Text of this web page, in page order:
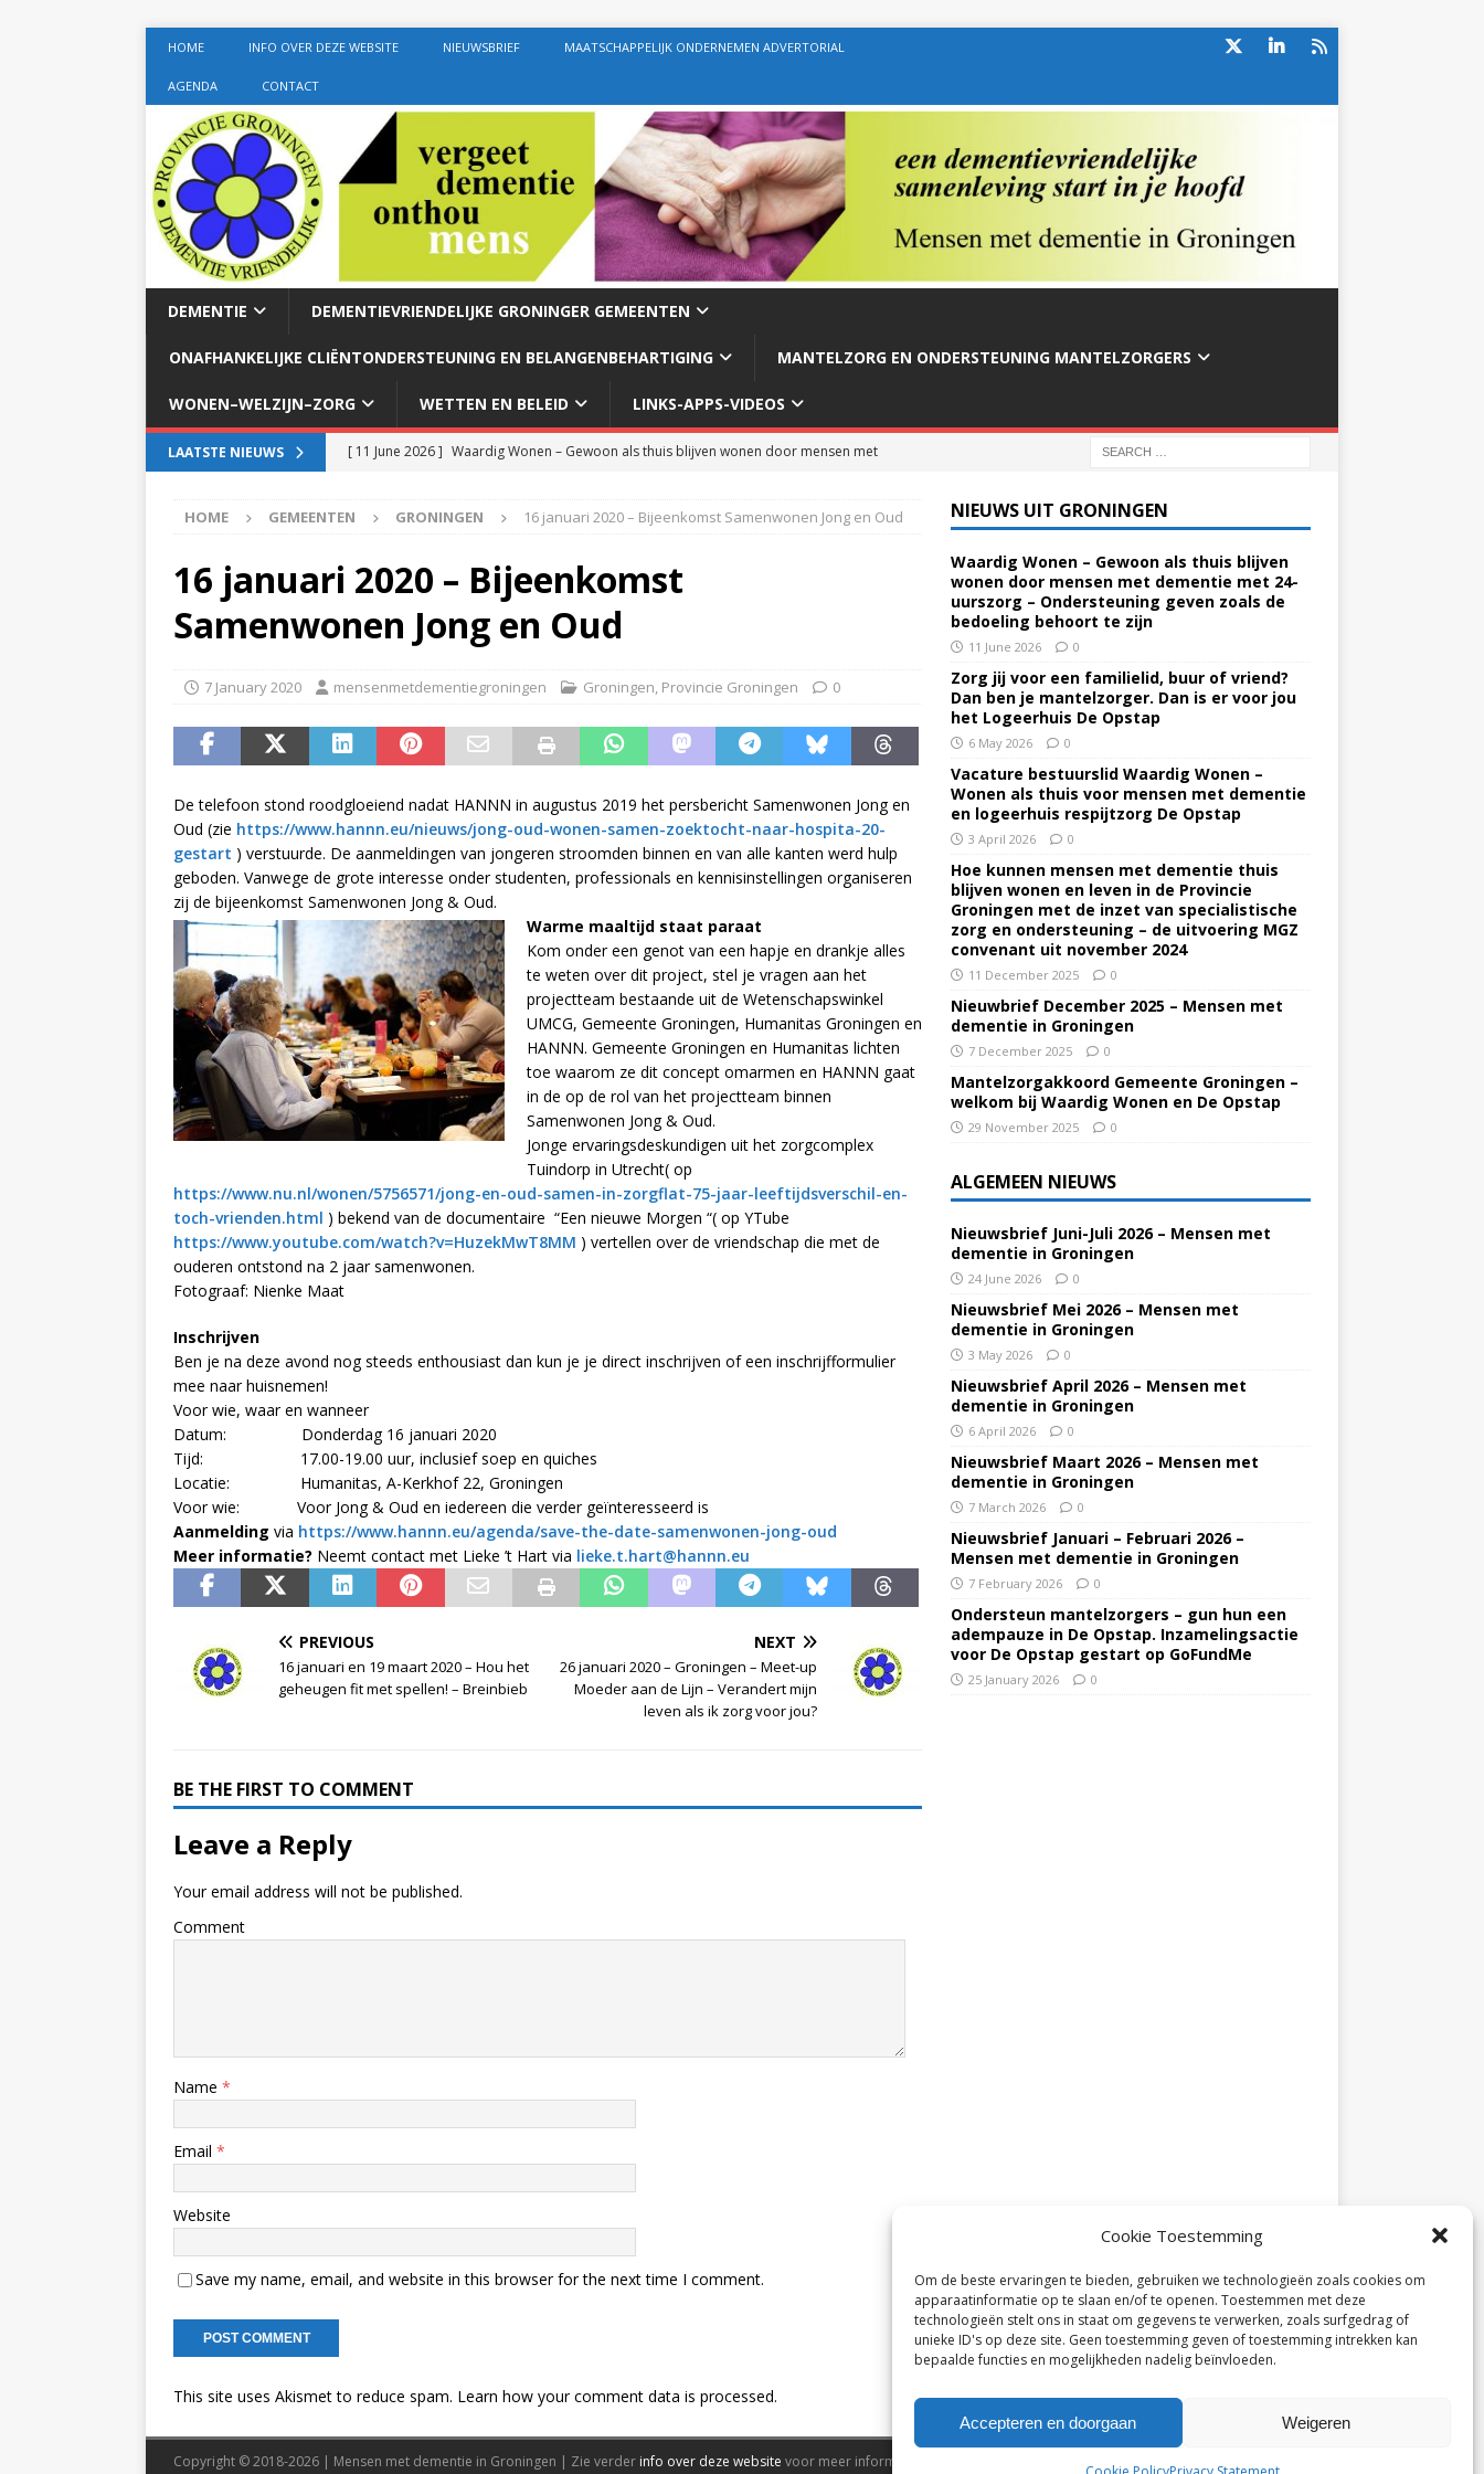
Cookie Toestemming
Om de beste ervaringen te bieden, gebruiken we technologieën zoals cookies om
apparaatinformatie op te slaan en/of te openen. Toestemmen met deze
technologieën stelt ons in staat om gegevens te verwerken, zoals surfgedrag of
unieke ID's op deze site. Geen toestemming geven of toestemming intrekken kan
bepaalde functies en mogelijkheden nadelig beïnvloeden.
Accepteren en doorgaan Weigeren
HOME INFO OVER DEZE WEBSITE NIEUWSBRIEF MAATSCHAPPELIJK ONDERNEMEN ADVERTORIAL
AGENDA CONTACT
DEMENTIE DEMENTIEVRIENDELIJKE GRONINGER GEMEENTEN
ONAFHANKELIJKE CLIËNTONDERSTEUNING EN BELANGENBEHARTIGING MANTELZORG EN ONDERSTEUNING MANTELZORGERS
WONEN–WELZIJN–ZORG WETTEN EN BELEID LINKS-APPS-VIDEOS
LAATSTE NIEUWS [ 11 June 2026 ] Waardig Wonen – Gewoon als thuis blijven wonen door mensen met
APPINGEDAM
[ 6 May 2026 ]
Zorg jij voor een familielid, buur of vriend? Dan ben je mantelzorger. Dan
is er voor jou het Logeerhuis De Opstap
[ 3 May 2026 ] Nieuwsbrief Mei 2026 – Mensen met dementie in Groningen
ALGEMEEN NIEUWS
ALGEMEEN NIEUWS
HOME GEMEENTEN GRONINGEN 16 januari 2020 – Bijeenkomst Samenwonen Jong en Oud
16 januari 2020 – Bijeenkomst
Samenwonen Jong en Oud
7 January 2020 mensenmetdementiegroningen Groningen Provincie Groningen 0
De telefoon stond roodgloeiend nadat HANNN in augustus 2019 het persbericht Samenwonen Jong en
Oud (zie https://www.hannn.eu/nieuws/jong-oud-wonen-samen-zoektocht-naar-hospita-20-
gestart ) verstuurde. De aanmeldingen van jongeren stroomden binnen en van alle kanten werd hulp
geboden. Vanwege de grote interesse onder studenten, professionals en kennisinstellingen organiseren
zij de bijeenkomst Samenwonen Jong & Oud.
Warme maaltijd staat paraat
Kom onder een genot van een hapje en drankje alles
te weten over dit project, stel je vragen aan het
projectteam bestaande uit de Wetenschapswinkel
UMCG, Gemeente Groningen, Humanitas Groningen en
HANNN. Gemeente Groningen en Humanitas lichten
toe waarom ze dit concept omarmen en HANNN gaat
in de op de rol van het projectteam binnen
Samenwonen Jong & Oud.
Jonge ervaringsdeskundigen uit het zorgcomplex
Tuindorp in Utrecht( op
https://www.nu.nl/wonen/5756571/jong-en-oud-samen-in-zorgflat-75-jaar-leeftijdsverschil-en-
toch-vrienden.html ) bekend van de documentaire “Een nieuwe Morgen “( op YTube
https://www.youtube.com/watch?v=HuzekMwT8MM ) vertellen over de vriendschap die met de
ouderen ontstond na 2 jaar samenwonen.
Fotograaf: Nienke Maat
Inschrijven
Ben je na deze avond nog steeds enthousiast dan kun je je direct inschrijven of een inschrijfformulier
mee naar huisnemen!
Voor wie, waar en wanneer
Datum: Donderdag 16 januari 2020
Tijd: 17.00-19.00 uur, inclusief soep en quiches
Locatie: Humanitas, A-Kerkhof 22, Groningen
Voor wie: Voor Jong & Oud en iedereen die verder geïnteresseerd is
Aanmelding via https://www.hannn.eu/agenda/save-the-date-samenwonen-jong-oud
Meer informatie? Neemt contact met Lieke ’t Hart via lieke.t.hart@hannn.eu
PREVIOUS
16 januari en 19 maart 2020 – Hou het
geheugen fit met spellen! – Breinbieb
NEXT
26 januari 2020 – Groningen – Meet-up
Moeder aan de Lijn – Verandert mijn
leven als ik zorg voor jou?
BE THE FIRST TO COMMENT
Leave a Reply
Your email address will not be published.
Comment
Name *
Email *
Website
Save my name, email, and website in this browser for the next time I comment.
This site uses Akismet to reduce spam. Learn how your comment data is processed.
NIEUWS UIT GRONINGEN
Waardig Wonen – Gewoon als thuis blijven
wonen door mensen met dementie met 24-
uurszorg – Ondersteuning geven zoals de
bedoeling behoort te zijn
11 June 2026 0
Zorg jij voor een familielid, buur of vriend?
Dan ben je mantelzorger. Dan is er voor jou
het Logeerhuis De Opstap
6 May 2026 0
Vacature bestuurslid Waardig Wonen –
Wonen als thuis voor mensen met dementie
en logeerhuis respijtzorg De Opstap
3 April 2026 0
Hoe kunnen mensen met dementie thuis
blijven wonen en leven in de Provincie
Groningen met de inzet van specialistische
zorg en ondersteuning – de uitvoering MGZ
convenant uit november 2024
11 December 2025 0
Nieuwbrief December 2025 – Mensen met
dementie in Groningen
7 December 2025 0
Mantelzorgakkoord Gemeente Groningen –
welkom bij Waardig Wonen en De Opstap
29 November 2025 0
ALGEMEEN NIEUWS
Nieuwsbrief Juni-Juli 2026 – Mensen met
dementie in Groningen
24 June 2026 0
Nieuwsbrief Mei 2026 – Mensen met
dementie in Groningen
3 May 2026 0
Nieuwsbrief April 2026 – Mensen met
dementie in Groningen
6 April 2026 0
Nieuwsbrief Maart 2026 – Mensen met
dementie in Groningen
7 March 2026 0
Nieuwsbrief Januari – Februari 2026 –
Mensen met dementie in Groningen
7 February 2026 0
Ondersteun mantelzorgers – gun hun een
adempauze in De Opstap. Inzamelingsactie
voor De Opstap gestart op GoFundMe
25 January 2026 0
Copyright © 2018-2026 | Mensen met dementie in Groningen | Zie verder info over deze website voor meer informatie.